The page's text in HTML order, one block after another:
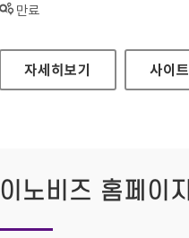
상태 :
만료
질병관리본부 홈페이지
자세히보기 사이트
이노비즈 홈페이지